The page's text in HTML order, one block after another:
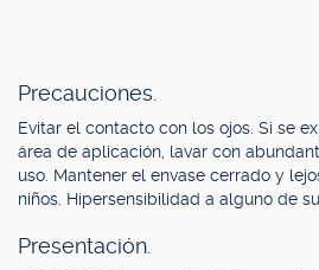
Precauciones.
Evitar el contacto con los ojos. Si se
área de aplicación, lavar con
uso. Mantener el envase cerrado y
niños. Hipersensibilidad a alguno de
Presentación.